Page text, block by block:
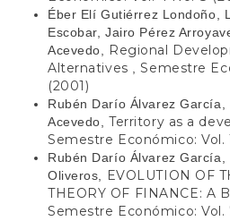
Éber Elí Gutiérrez Londoño,
Escobar, Jairo Pérez
Acevedo,
Regional
Alternatives
,Semestre
(2001)
Rubén Darío Álvarez García,
Acevedo,Territory as a
Semestre Económico: Vol.
Rubén Darío Álvarez García,
Oliveros,
EVOLUTION OF
THEORY OF FINANCE: A
Semestre Económico: Vol.